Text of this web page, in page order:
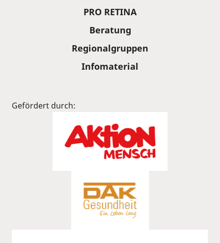
PRO RETINA
Beratung
Regionalgruppen
Infomaterial
Gefördert durch: